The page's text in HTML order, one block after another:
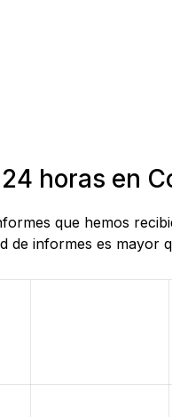
horas en
que hemos
de informes es